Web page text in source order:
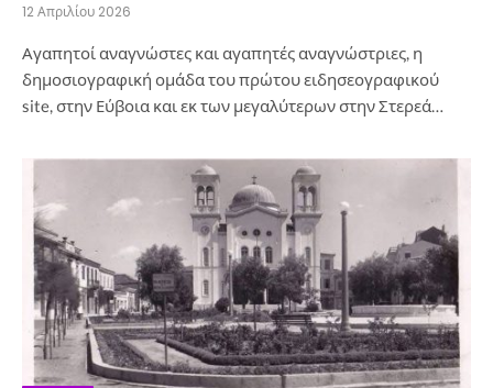
12 Απριλίου 2026
Αγαπητοί αναγνώστες και αγαπητές αναγνώστριες, η
δημοσιογραφική ομάδα του πρώτου ειδησεογραφικού
site, στην Εύβοια και εκ των μεγαλύτερων στην Στερεά…